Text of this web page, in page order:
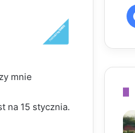
mnie
na 15 stycznia.